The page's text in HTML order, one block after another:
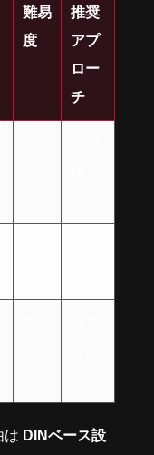
難易
度
推奨
アプ
ロー
チ
は DINベース設